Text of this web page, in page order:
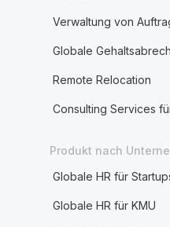
Verwaltung von
Globale
Remote Relocation
Consulting Services
Produkt nach
Globale HR für
Globale HR für KMU